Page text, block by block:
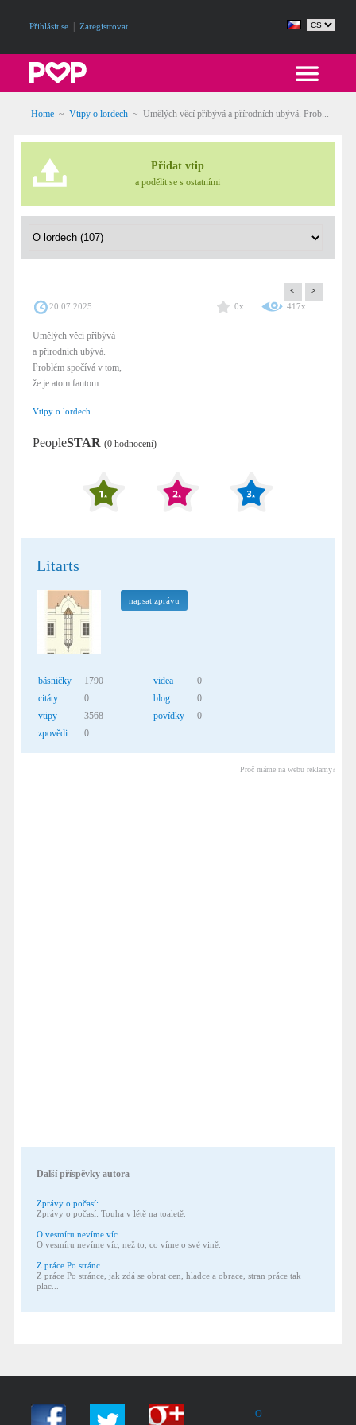
Přihlásit se Zaregistrovat
Home ~ Vtipy o lordech ~ Umělých věcí přibývá a přírodních ubývá. Prob...
Přidat vtip
a podělit se s ostatními
< >
20.07.2025 0x 417x
Umělých věcí přibývá
a přírodních ubývá.
Problém spočívá v tom,
že je atom fantom.
Vtipy o lordech
PeopleSTAR (0 hodnocení)
Litarts
napsat zprávu
básničky
1790
citáty
0
vtipy
3568
zpovědi
0
videa
0
blog
0
povídky
0
Proč máme na webu reklamy?
Další příspěvky autora
Zprávy o počasí: ...
Zprávy o počasí: Touha v létě na toaletě.
O vesmíru nevíme víc...
O vesmíru nevíme víc, než to, co víme o své vině.
Z práce Po stránc...
Z práce Po stránce, jak zdá se obrat cen, hladce a obrace, stran práce tak
plac...
O